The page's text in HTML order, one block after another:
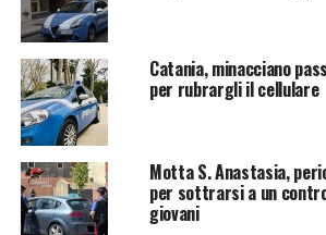
Catania, minacciano
per rubrargli il cellulare
Motta S. Anastasia,
per sottrarsi a un
giovani